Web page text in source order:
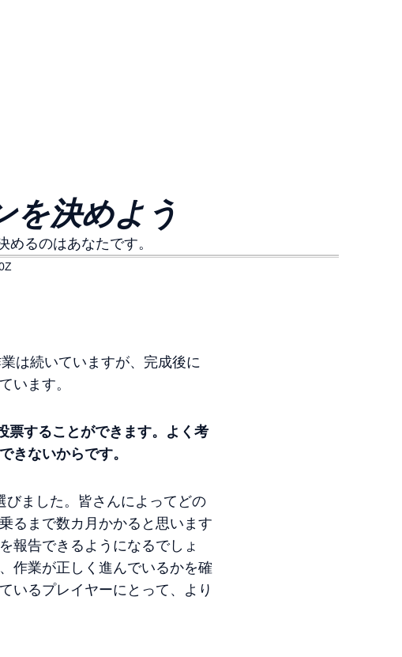
を決めよう
るのはあなたです。
は続いていますが、完成後に
います。
票することができます。よく考
きないからです。
ました。皆さんによってどの
るまで数カ月かかると思います
報告できるようになるでしょ
作業が正しく進んでいるかを確
いるプレイヤーにとって、より